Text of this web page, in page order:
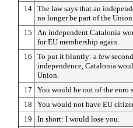
14 The law says that an
no longer be part of the Union.
15
An independent Catalonia
for EU membership again.
16
To put it bluntly: a few
independence, Catalonia
Union.
17
You would be out of the euro
18
You would not have EU
19
In short: I would lose you.